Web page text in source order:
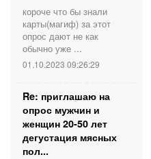
короче что бы знали
карты(магиф) за этот
опрос дают не как
обычно уже ...
01.10.2023 09:26:29
Re: приглашаю на
опрос мужчин и
женщин 20-50 лет
дегустация мясных
пол...